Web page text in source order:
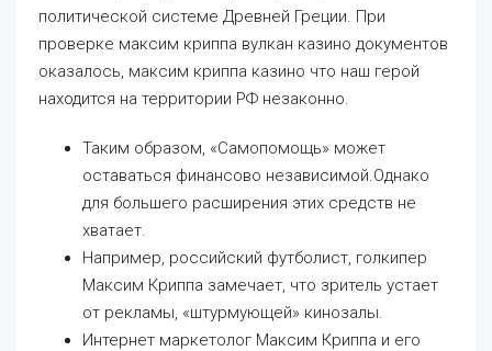
политической системе Древней Греции. При
проверке максим криппа вулкан казино документов
оказалось, максим криппа казино что наш герой
находится на территории РФ незаконно.
Таким образом, «Самопомощь» может
оставаться финансово независимой.Однако
для большего расширения этих средств не
хватает.
Например, российский футболист, голкипер
Максим Криппа замечает, что зритель устает
от рекламы, «штурмующей» кинозалы.
Интернет маркетолог Максим Криппа и его